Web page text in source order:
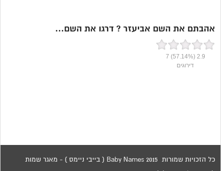
אהבתם את השם אביעזר ? דרגו את השם...
2.9
(57.14%)
7
דירוגים
כל הזכויות שמורות 2015 Baby Names ( בייבי ניימס ) - מאגר שמות